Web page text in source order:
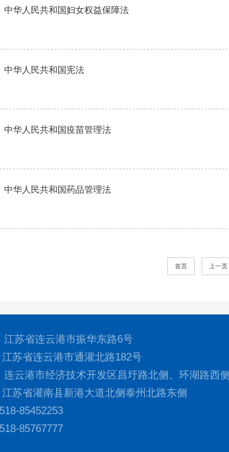
中华人民共和国妇女权益保障法
中华人民共和国宪法
中华人民共和国疫苗管理法
中华人民共和国药品管理法
首页 上一页
江苏省连云港市振华东路6号
苏省连云港市通灌北路182号
连云港市经济技术开发区昌圩路北侧、环湖路西侧
苏省灌南县新港大道北侧泰州北路东侧
85452253
85767777